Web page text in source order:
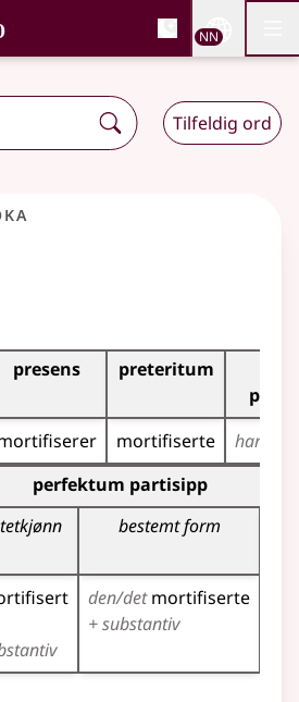
, Bokmålsordboka og
NN
Tilfeldig ord
verbet
presens preteritum
mortifiserte har
dette verbet (partisippformer)
perfektum partisipp
bestemt form
den/detmortifiserte
+ substantiv